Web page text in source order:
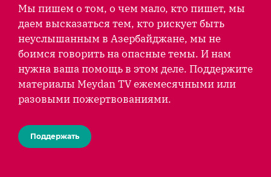
Мы пишем о том, о чем мало, кто пишет, мы
даем высказаться тем, кто рискует быть
неуслышанным в Азербайджане, мы не
боимся говорить на опасные темы. И нам
нужна ваша помощь в этом деле. Поддержите
материалы Meydan TV ежемесячными или
разовыми пожертвованиями.
Поддержать